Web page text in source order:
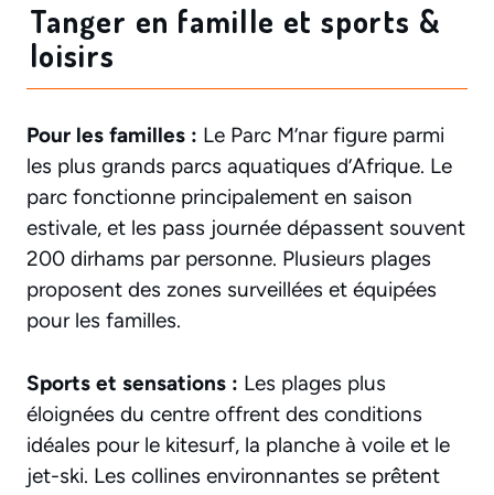
Tanger en famille et sports &
loisirs
Pour les familles : Le Parc M’nar figure parmi
les plus grands parcs aquatiques d’Afrique. Le
parc fonctionne principalement en saison
estivale, et les pass journée dépassent souvent
200 dirhams par personne. Plusieurs plages
proposent des zones surveillées et équipées
pour les familles.
Sports et sensations : Les plages plus
éloignées du centre offrent des conditions
idéales pour le kitesurf, la planche à voile et le
jet-ski. Les collines environnantes se prêtent